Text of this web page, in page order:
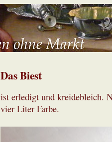
Das Biest
ist erledigt und kreidebleich.
vier Liter Farbe.